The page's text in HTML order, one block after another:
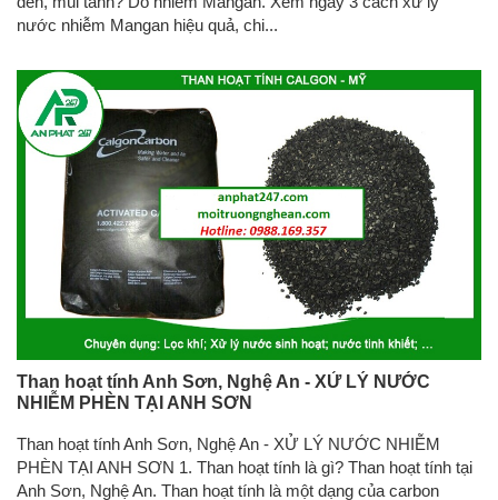
nước nhiễm Mangan hiệu quả, chi...
Than hoạt tính Anh Sơn, Nghệ An - XỬ LÝ NƯỚC
NHIỄM PHÈN TẠI ANH SƠN
Than hoạt tính Anh Sơn, Nghệ An - XỬ LÝ NƯỚC NHIỄM
PHÈN TẠI ANH SƠN 1. Than hoạt tính là gì? Than hoạt tính tại
Anh Sơn, Nghệ An. Than hoạt tính là một dạng của carbon